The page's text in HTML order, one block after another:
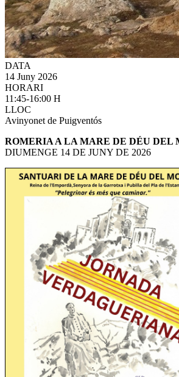
DATA
14 Juny 2026
HORARI
11:45-16:00 H
LLOC
Avinyonet de Puigventós
ROMERIA A LA MARE DE DÉU DEL
DIUMENGE 14 DE JUNY DE 2026